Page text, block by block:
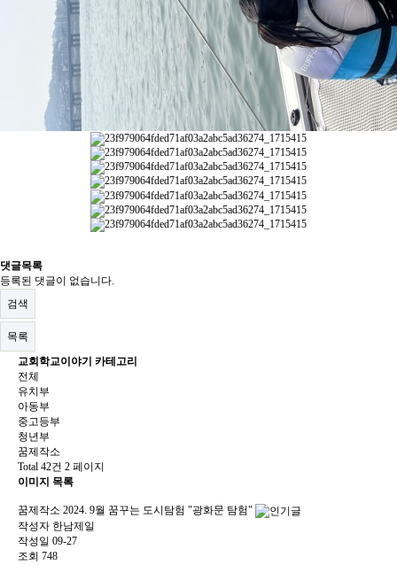
댓글목록
등록된 댓글이 없습니다.
검색
목록
교회학교이야기 카테고리
전체
유치부
아동부
중고등부
청년부
꿈제작소
Total 42건 2 페이지
이미지 목록
꿈제작소 2024. 9월 꿈꾸는 도시탐험 "광화문 탐험"
작성자 한남제일
작성일 09-27
조회 748